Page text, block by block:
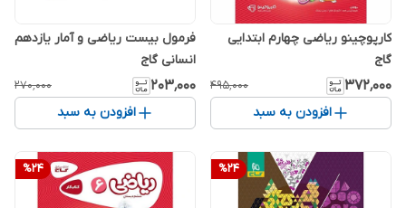
کارپوچینو ریاضی چهارم ابتدایی
گاج
۳۷۲٬۰۰۰ ۴۹۵٬۰۰۰
افزودن به سبد
فرمول بیست ریاضی و آمار یازدهم
انسانی گاج
۲۰۳٬۰۰۰ ۲۷۰٬۰۰۰
افزودن به سبد
%24
%24